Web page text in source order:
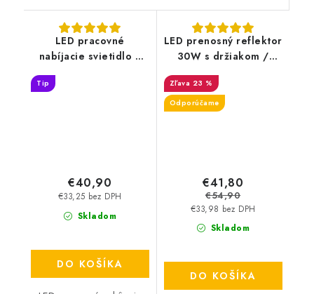
LED pracovné
nabíjacie svietidlo /
reflektor 20W -
Tip
Skladom
€33,25 bez DPH
€40,90
DO KOŠÍKA
LED prenosný reflektor
30W s držiakom /
4000K / BK / H -
LF2023H
23 %
Odporúčame
Skladom
€33,98 bez DPH
€41,80
€54,90
DO KOŠÍKA